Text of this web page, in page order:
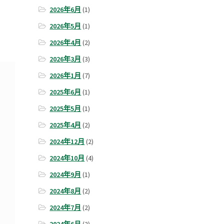
2026年6月 (1)
2026年5月 (1)
2026年4月 (2)
2026年3月 (3)
2026年1月 (7)
2025年6月 (1)
2025年5月 (1)
2025年4月 (2)
2024年12月 (2)
2024年10月 (4)
2024年9月 (1)
2024年8月 (2)
2024年7月 (2)